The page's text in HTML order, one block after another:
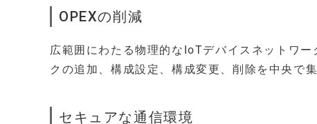
OPEXの削減
広範囲にわたる物理的なIoTデバイスネットワ
クの追加、構成設定、構成変更、削除を中央で
セキュアな通信環境